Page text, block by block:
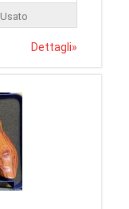
Usato
Dettagli»